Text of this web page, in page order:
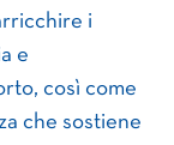
i
e
così come
che sostiene